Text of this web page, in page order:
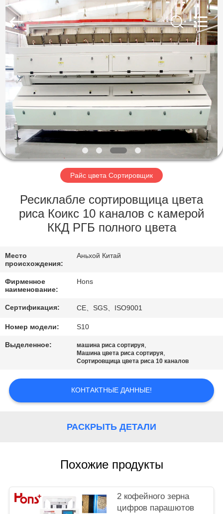
ДОМ
ПРОДУКТЫ
О
НАС
ПУТЕШЕСТВИЕ
ФАБРИКИ
ПРОВЕРКА
КАЧЕСТВА
СВЯЖИТЕСЬ
МЫ
СПРОСИТЕ
ЦИТАТУ
КАРТА
PRIVACY
Hongshi
Optoelectronic
High-
tech
Co.,Ltd.
Reserved.
Райс цвета Сортировщик
Ресиклабле сортировщица цвета
риса Коикс 10 каналов с камерой
ККД РГБ полного цвета
Место
происхождения:
Аньхой Китай
Фирменное
наименование:
Hons
Сертификация: CE、SGS、ISO9001
Номер модели: S10
Выделенное: машина риса сортируя,
Машина цвета риса сортируя,
Сортировщица цвета риса 10 каналов
КОНТАКТНЫЕ ДАННЫЕ!
РАСКРЫТЬ ДЕТАЛИ
Похожие продукты
2 кофейного зерна
цифров парашютов